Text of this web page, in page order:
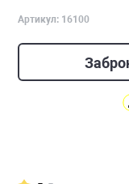
Артикул: 16100